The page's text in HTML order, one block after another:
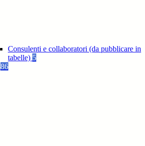
Consulenti e collaboratori (da pubblicare in
tabelle) 5
86